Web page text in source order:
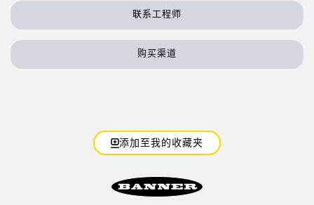
联系工程师
购买渠道
添加至我的收藏夹